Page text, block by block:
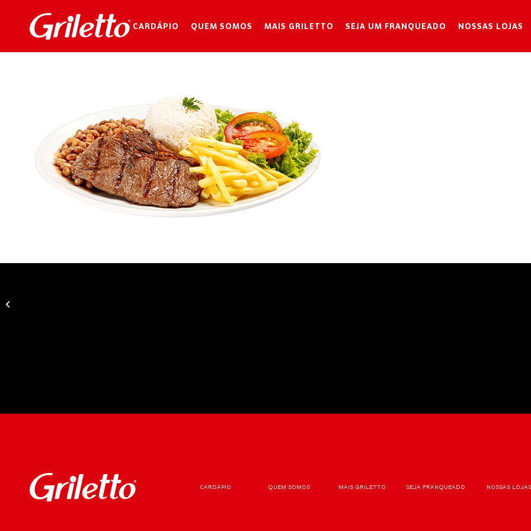
CARDÁPIO QUEM SOMOS MAIS GRILETTO SEJA UM FRANQUEADO NOSSAS LOJAS
CARDÁPIO QUEM SOMOS MAIS GRILETTO SEJA FRANQUEADO NOSSAS LOJAS